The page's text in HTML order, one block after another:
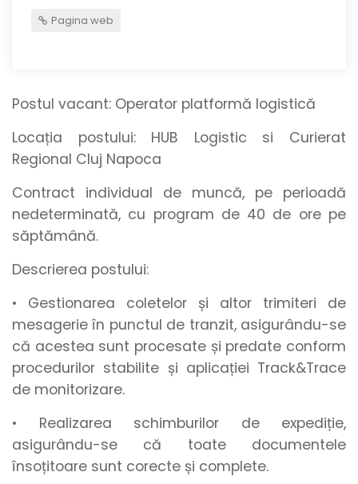
Pagina web
Postul vacant: Operator platformă logistică
Locația postului:HUB Logistic si Curierat
Regional Cluj Napoca
Contract individual de muncă, pe perioadă
nedeterminată, cu program de 40 de ore pe
săptămână.
Descrierea postului:
• Gestionarea coletelor și altor trimiteri de
mesagerie în punctul de tranzit, asigurându-se
că acestea sunt procesate și predate conform
procedurilor stabilite și aplicației Track&Trace
de monitorizare.
• Realizarea schimburilor de expediție,
asigurându-se că toate documentele
însoțitoare sunt corecte și complete.